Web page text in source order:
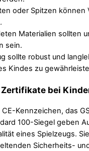
oder Spitzen können
Materialien sollten
sein.
sollte robust und
Kindes zu
bei
Kennzeichen, das
100-Siegel geben
eines Spielzeugs.
Sicherheits-